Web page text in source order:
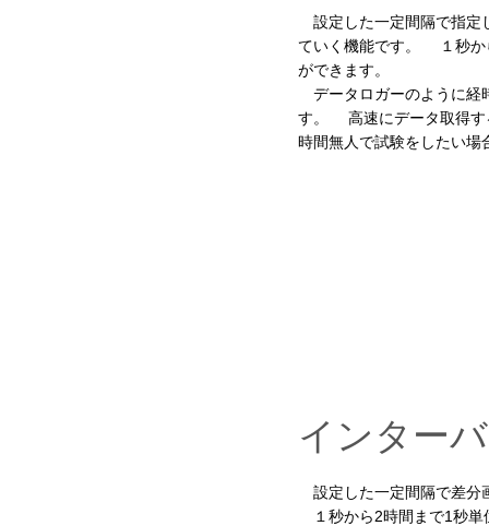
設定した一定間隔で指定
ていく機能です。 １秒か
ができます。
データロガーのように経
す。 高速にデータ取得す
時間無人で試験をしたい場
インター
設定した一定間隔で差分
１秒から2時間まで1秒単